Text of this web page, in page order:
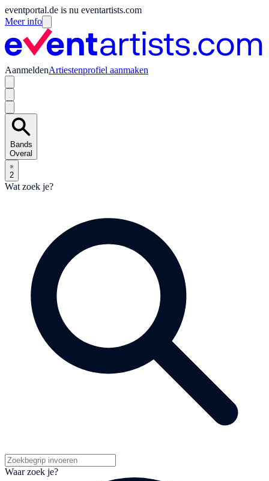
eventportal.de is nu eventartists.com
Meer info
AanmeldenArtiestenprofiel aanmaken
Bands
Overal
2
Wat zoek je?
Waar zoek je?